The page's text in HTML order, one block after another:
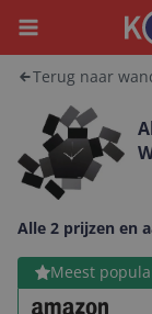
Menu
Terug naar
Alle 2 prijzen en
Meest
Bekijk product